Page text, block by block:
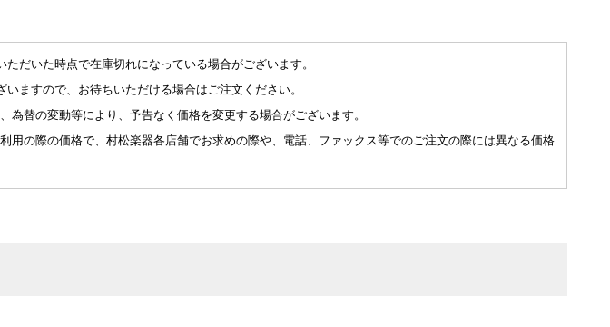
だいた時点で在庫切れになっている場合がございます。
ますので、お待ちいただける場合はご注文ください。
替の変動等により、予告なく価格を変更する場合がございます。
用の際の価格で、村松楽器各店舗でお求めの際や、電話、ファックス等でのご注文の際には異なる価格